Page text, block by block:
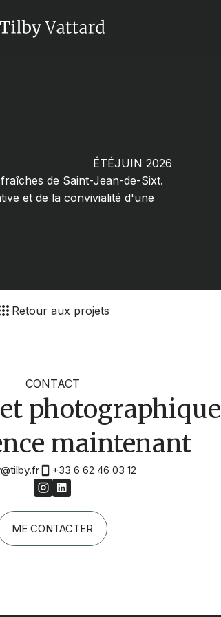
ÉTÉJUIN 2026
de Saint-Jean-de-Sixt.
et de la convivialité d'une
Retour aux projets
CONTACT
photographique
maintenant
+33 6 62 46 03 12
ME CONTACTER